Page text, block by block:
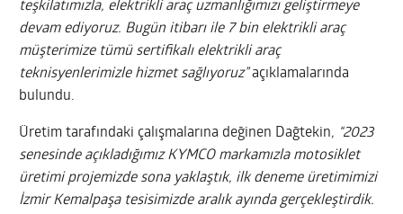
teşkilatımızla, elektrikli araç uzmanlığımızı geliştirmeye
devam ediyoruz. Bugün itibarı ile 7 bin elektrikli araç
müşterimize tümü sertifikalı elektrikli araç
teknisyenlerimizle hizmet sağlıyoruz”açıklamalarında
bulundu.
Üretim tarafındaki çalışmalarına değinen Dağtekin, “2023
senesinde açıkladığımız KYMCO markamızla motosiklet
üretimi projemizde sona yaklaştık, ilk deneme üretimimizi
İzmir Kemalpaşa tesisimizde aralık ayında gerçekleştirdik.